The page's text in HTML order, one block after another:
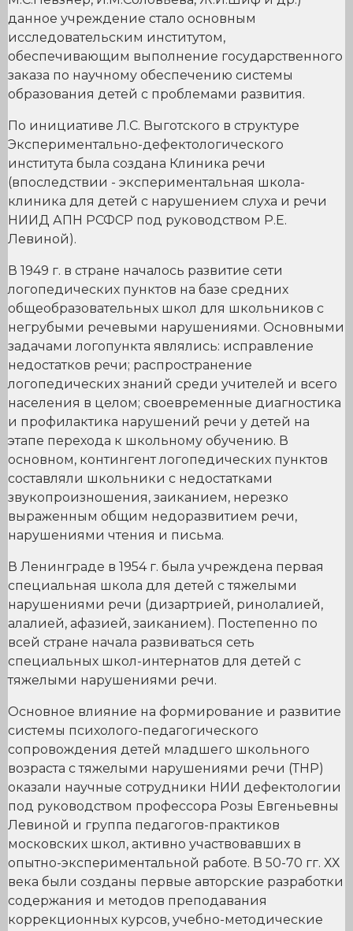
данное учреждение стало основным
исследовательским институтом,
обеспечивающим выполнение государственного
заказа по научному обеспечению системы
образования детей с проблемами развития.
По инициативе Л.С. Выготского в структуре
Экспериментально-дефектологического
института была создана Клиника речи
(впоследствии - экспериментальная школа-
клиника для детей с нарушением слуха и речи
НИИД АПН РСФСР под руководством Р.Е.
Левиной).
В 1949 г. в стране началось развитие сети
логопедических пунктов на базе средних
общеобразовательных школ для школьников с
негрубыми речевыми нарушениями. Основными
задачами логопункта являлись: исправление
недостатков речи; распространение
логопедических знаний среди учителей и всего
населения в целом; своевременные диагностика
и профилактика нарушений речи у детей на
этапе перехода к школьному обучению. В
основном, контингент логопедических пунктов
составляли школьники с недостатками
звукопроизношения, заиканием, нерезко
выраженным общим недоразвитием речи,
нарушениями чтения и письма.
В Ленинграде в 1954 г. была учреждена первая
специальная школа для детей с тяжелыми
нарушениями речи (дизартрией, ринолалией,
алалией, афазией, заиканием). Постепенно по
всей стране начала развиваться сеть
специальных школ-интернатов для детей с
тяжелыми нарушениями речи.
Основное влияние на формирование и развитие
системы психолого-педагогического
сопровождения детей младшего школьного
возраста с тяжелыми нарушениями речи (ТНР)
оказали научные сотрудники НИИ дефектологии
под руководством профессора Розы Евгеньевны
Левиной и группа педагогов-практиков
московских школ, активно участвовавших в
опытно-экспериментальной работе. В 50-70 гг. ХХ
века были созданы первые авторские разработки
содержания и методов преподавания
коррекционных курсов, учебно-методические